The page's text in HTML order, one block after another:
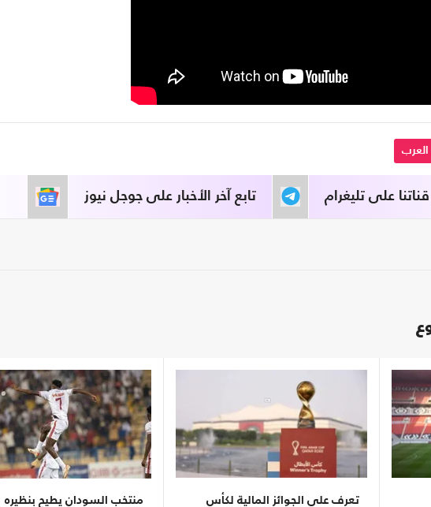
تابع آخر الأخبار على جوجل نيوز على تليغرام
تعرف على الجوائز المالية لكأس
منتخب السودان يطيح بنظيره